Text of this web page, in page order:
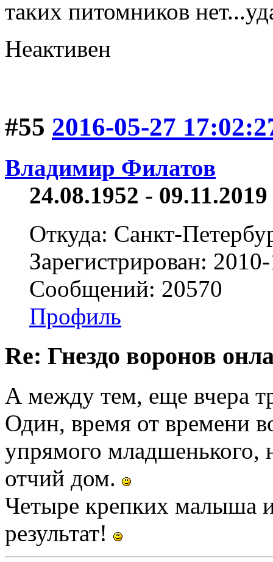
таких питомников
Неактивен
#55 2016-05-27
Владимир Филатов
24.08.1952 -
Откуда: Санкт-
Зарегистрирован:
Сообщений: 20570
Профиль
Re: Гнездо воронов
А между тем, еще вчера
Один, время от времени
упрямого младшенького,
отчий дом.
Четыре крепких малыша
результат!